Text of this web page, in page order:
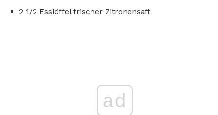
2 1/2 Esslöffel frischer Zitronensaft
ad